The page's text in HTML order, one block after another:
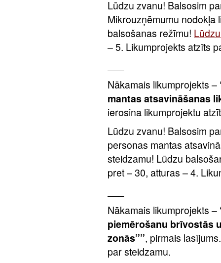
Lūdzu zvanu! Balsosim
Mikrouzņēmumu nodokļa
balsošanas režīmu!
– 5. Likumprojekts atzīts
Nākamais likumprojekts –
mantas atsavināšanas
ierosina likumprojektu
Lūdzu zvanu! Balsosim
personas mantas
steidzamu! Lūdzu
pret – 30, atturas – 4.
Nākamais likumprojekts –
piemērošanu brīvostās
zonās””, pirmais
par steidzamu.